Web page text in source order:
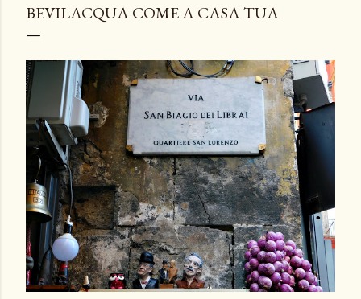
BEVILACQUA COME A CASA TUA